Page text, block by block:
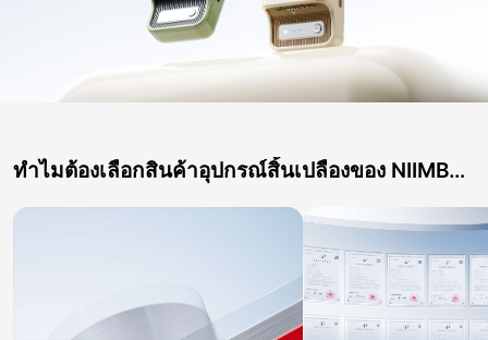
ทำไมต้องเลือกสินค้าอุปกรณ์สิ้นเปลืองของ NIIMBOT?